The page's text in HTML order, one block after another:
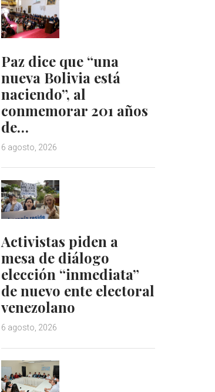
Paz dice que “una
nueva Bolivia está
naciendo”, al
conmemorar 201 años
de…
6 agosto, 2026
Activistas piden a
mesa de diálogo
elección “inmediata”
de nuevo ente electoral
venezolano
6 agosto, 2026